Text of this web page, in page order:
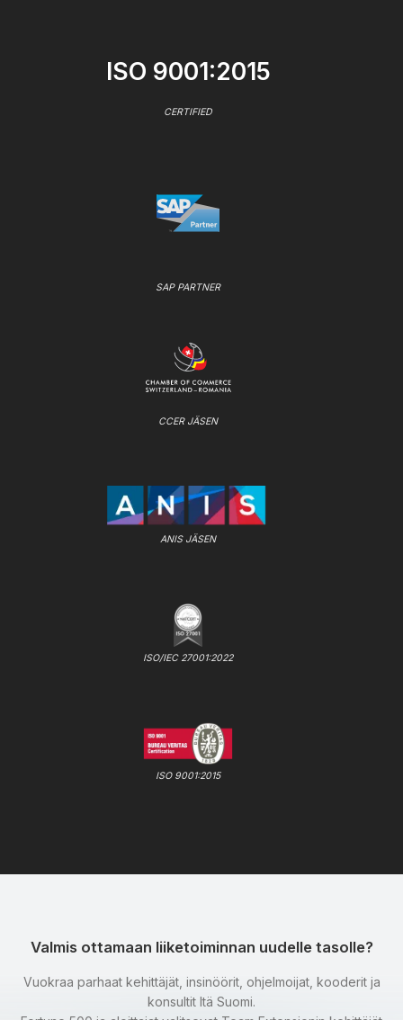
ISO 9001:2015
CERTIFIED
SAP PARTNER
CCER JÄSEN
ANIS JÄSEN
ISO/IEC 27001:2022
ISO 9001:2015
Valmis ottamaan liiketoiminnan uudelle tasolle?
Vuokraa parhaat kehittäjät, insinöörit, ohjelmoijat, kooderit ja
konsultit Itä Suomi.